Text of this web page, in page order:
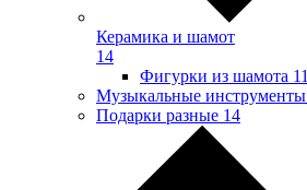
Керамика и шамот
14
Фигурки из шамота 11
Музыкальные инструменты
Подарки разные 14